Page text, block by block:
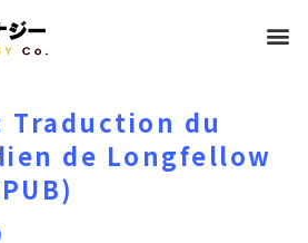
メ
Traduction du
de Longfellow